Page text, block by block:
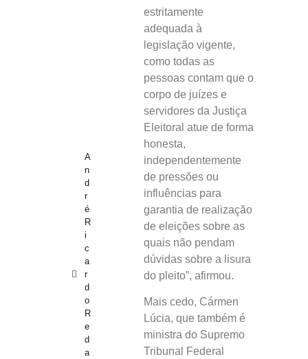
A
n
d
r
é
R
i
c
a
r
d
o
R
e
d
a
estritamente
adequada à
legislação vigente,
como todas as
pessoas contam que o
corpo de juízes e
servidores da Justiça
Eleitoral atue de forma
honesta,
independentemente
de pressões ou
influências para
garantia de realização
de eleições sobre as
quais não pendam
dúvidas sobre a lisura
do pleito”, afirmou.
Mais cedo, Cármen
Lúcia, que também é
ministra do Supremo
Tribunal Federal